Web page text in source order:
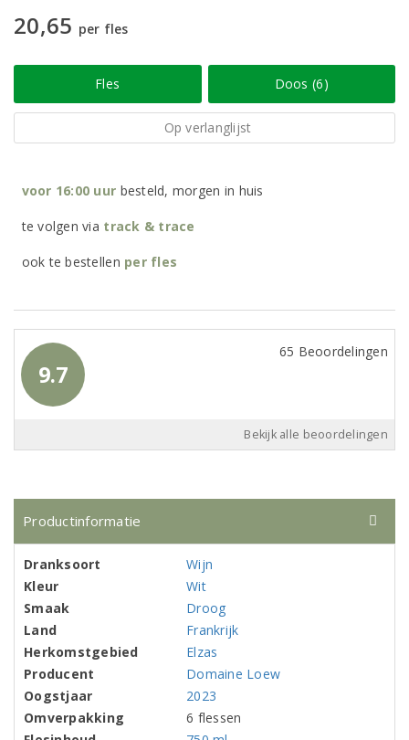
20,65 per fles
Fles Doos (6)
Op verlanglijst
voor 16:00 uur besteld, morgen in huis
te volgen via track & trace
ook te bestellen per fles
9.7
65 Beoordelingen
Bekijk alle beoordelingen
Productinformatie
Dranksoort
Wijn
Kleur
Wit
Smaak
Droog
Land
Frankrijk
Herkomstgebied
Elzas
Producent
Domaine Loew
Oogstjaar
2023
Omverpakking
6 flessen